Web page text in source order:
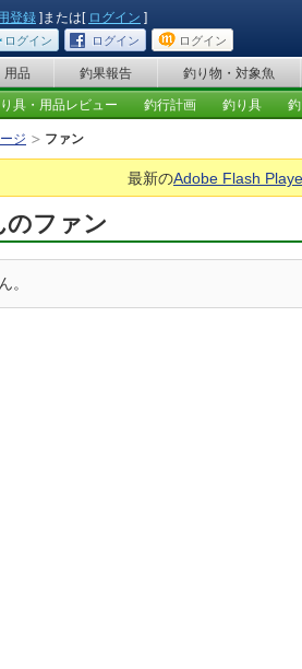
登録 ]または[ ログイン ]
ログイン ログイン ログイン
用品 釣果報告 釣り物・対象魚
具・用品レビュー 釣行計画 釣り具
ジ ファン
最新のAdobe Flash
ファン
。